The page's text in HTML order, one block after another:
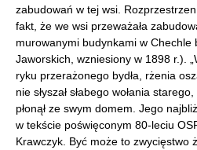
zabudowań w tej wsi.
fakt, że we wsi przeważała
murowanymi budynkami w Chechle
Jaworskich, wzniesiony w 1898 r.).
ryku przerażonego bydła, rżenia
nie słyszał słabego wołania
płonął ze swym domem. Jego
w tekście poświęconym 80-leciu
Krawczyk. Być może to zwycięstwo